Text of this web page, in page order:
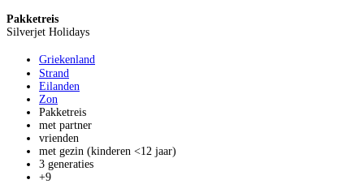
Pakketreis
Silverjet Holidays
Griekenland
Strand
Eilanden
Zon
Pakketreis
met partner
vrienden
met gezin (kinderen <12 jaar)
3 generaties
+9